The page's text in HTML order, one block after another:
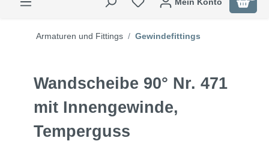
Armaturen und Fittings Gewindefittings
Wandscheibe 90° Nr. 471
mit Innengewinde,
Temperguss